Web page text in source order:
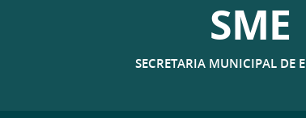
SME
SECRETARIA MUNICIPAL DE